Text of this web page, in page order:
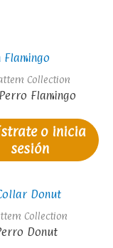
Collection
Flamingo
o inicia
sesión
Collection
Donut